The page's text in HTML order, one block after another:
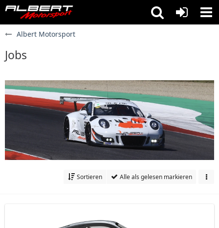
Albert Motorsport
Jobs
Sortieren Alle als gelesen markieren